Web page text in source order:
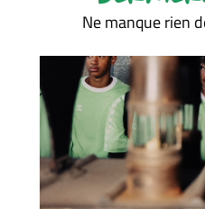
Ne manque rien